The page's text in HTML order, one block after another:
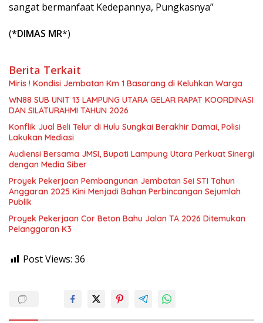
sangat bermanfaat Kedepannya, Pungkasnya”
(*DIMAS MR*)
Berita Terkait
Miris ! Kondisi Jembatan Km 1 Basarang di Keluhkan Warga
WN88 SUB UNIT 13 LAMPUNG UTARA GELAR RAPAT KOORDINASI
DAN SILATURAHMI TAHUN 2026
Konflik Jual Beli Telur di Hulu Sungkai Berakhir Damai, Polisi
Lakukan Mediasi
Audiensi Bersama JMSI, Bupati Lampung Utara Perkuat Sinergi
dengan Media Siber
Proyek Pekerjaan Pembangunan Jembatan Sei STI Tahun
Anggaran 2025 Kini Menjadi Bahan Perbincangan Sejumlah
Publik
Proyek Pekerjaan Cor Beton Bahu Jalan TA 2026 Ditemukan
Pelanggaran K3
Post Views: 36